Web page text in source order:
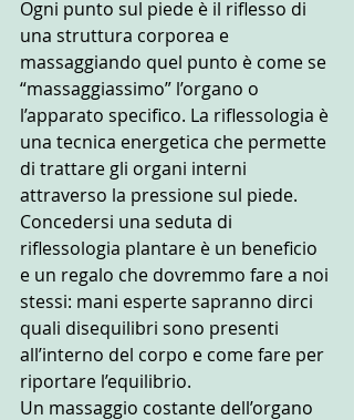
Ogni punto sul piede è il riflesso di
una struttura corporea e
massaggiando quel punto è come se
“massaggiassimo” l’organo o
l’apparato specifico. La riflessologia è
una tecnica energetica che permette
di trattare gli organi interni
attraverso la pressione sul piede.
Concedersi una seduta di
riflessologia plantare è un beneficio
e un regalo che dovremmo fare a noi
stessi: mani esperte sapranno dirci
quali disequilibri sono presenti
all’interno del corpo e come fare per
riportare l’equilibrio.
Un massaggio costante dell’organo